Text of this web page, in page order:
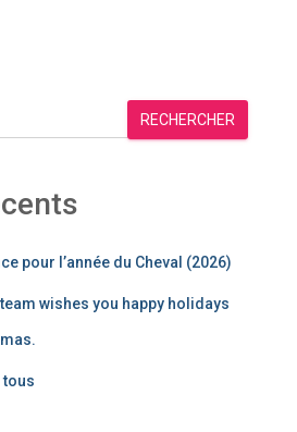
RECHERCHER
pour l’année du Cheval (2026)
wishes you happy holidays
tous